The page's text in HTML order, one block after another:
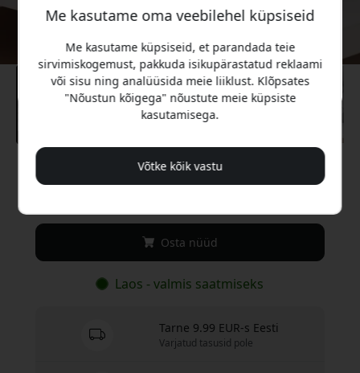
Soovitatav hind
Osta nüüd
Laos - valmis saatmiseks
Tarne 9.99 EUR-s Eesti
Varjatud tasusid pole
Me kasutame oma veebilehel küpsiseid
Me kasutame küpsiseid, et parandada teie
sirvimiskogemust, pakkuda isikupärastatud reklaami
või sisu ning analüüsida meie liiklust. Klõpsates
"Nõustun kõigega" nõustute meie küpsiste
kasutamisega.
Võtke kõik vastu
sarjade ja eripakkumistega.
Ei, ma eelistaksin täishinda maksta.